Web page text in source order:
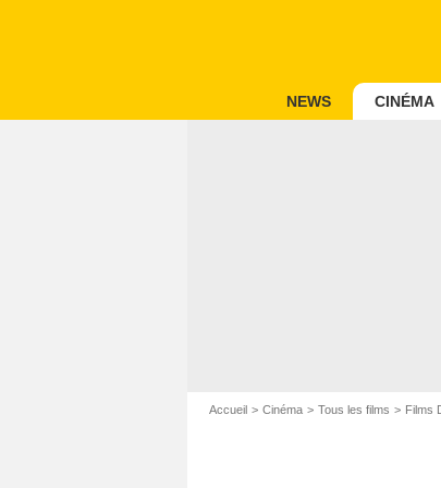
NEWS CINÉMA
Accueil Cinéma Tous les films Films